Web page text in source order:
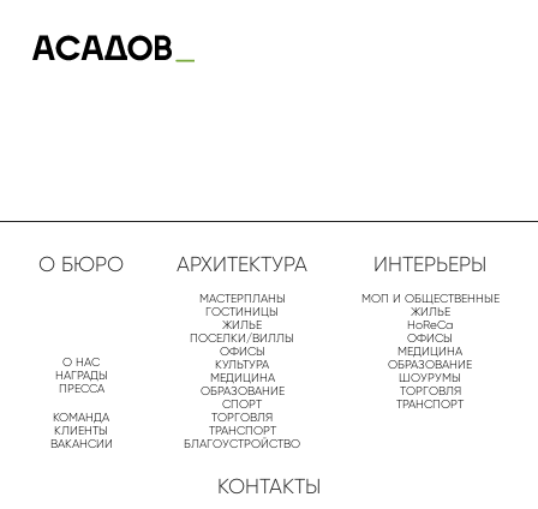
О БЮРО
О НАС
НАГРАДЫ
ПРЕССА
КОМАНДА
КЛИЕНТЫ
ВАКАНСИИ
АРХИТЕКТУРА
МАСТЕРПЛАНЫ
ГОСТИНИЦЫ
ЖИЛЬЕ
ПОСЕЛКИ/ВИЛЛЫ
ОФИСЫ
КУЛЬТУРА
МЕДИЦИНА
ОБРАЗОВАНИЕ
СПОРТ
ТОРГОВЛЯ
ТРАНСПОРТ
БЛАГОУСТРОЙСТВО
ИНТЕРЬЕРЫ
МОП И ОБЩЕСТВЕННЫЕ
ЖИЛЬЕ
HoReCa
ОФИСЫ
МЕДИЦИНА
ОБРАЗОВАНИЕ
ШОУРУМЫ
ТОРГОВЛЯ
ТРАНСПОРТ
КОНТАКТЫ